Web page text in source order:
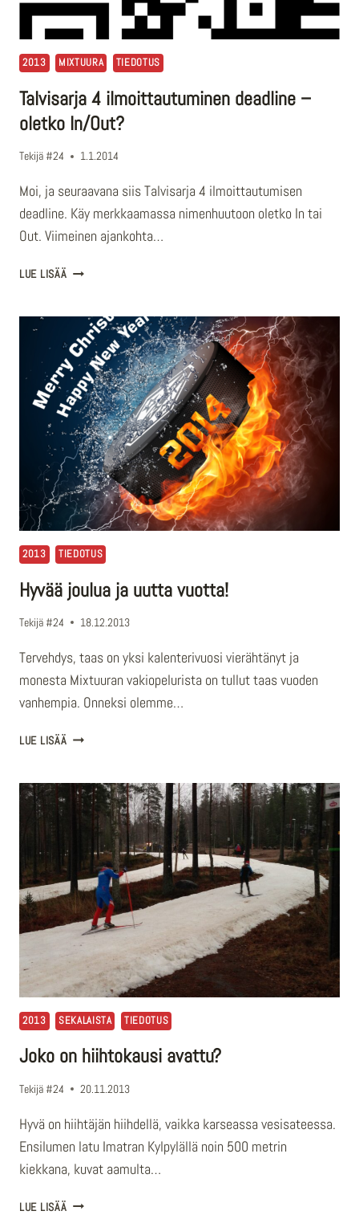
2013 MIXTUURA TIEDOTUS
Talvisarja 4 ilmoittautuminen deadline –
oletko In/Out?
Tekijä #24 1.1.2014
Moi, ja seuraavana siis Talvisarja 4 ilmoittautumisen
deadline. Käy merkkaamassa nimenhuutoon oletko In tai
Out. Viimeinen ajankohta…
LUE LISÄÄ TALVISARJA
DEADLINE
–
OLETKO
IN/OUT?
2013 TIEDOTUS
Hyvää joulua ja uutta vuotta!
Tekijä #24 18.12.2013
Tervehdys, taas on yksi kalenterivuosi vierähtänyt ja
monesta Mixtuuran vakiopelurista on tullut taas vuoden
vanhempia. Onneksi olemme…
LUE LISÄÄ HYVÄÄ
UUTTA
VUOTTA!
2013 SEKALAISTA TIEDOTUS
Joko on hiihtokausi avattu?
Tekijä #24 20.11.2013
Hyvä on hiihtäjän hiihdellä, vaikka karseassa vesisateessa.
Ensilumen latu Imatran Kylpylällä noin 500 metrin
kiekkana, kuvat aamulta…
LUE LISÄÄ JOKO